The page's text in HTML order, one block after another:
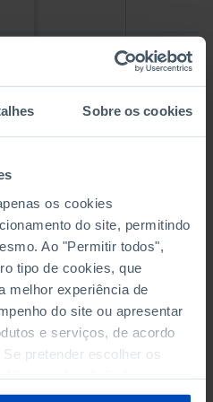
Sobre os cookies
os cookies
do site, permitindo
Ao "Permitir todos",
tipo de cookies, que
melhor experiência de
do site ou apresentar
e serviços, de acordo
pretender escolher os
de preferências ou da
-
-